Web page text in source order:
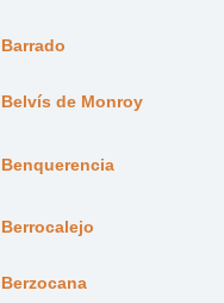
Barrado
Belvís de Monroy
Benquerencia
Berrocalejo
Berzocana